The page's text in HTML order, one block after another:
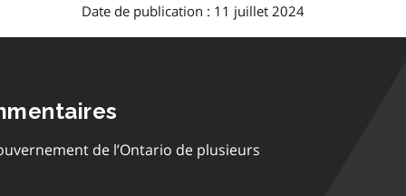
Date de publication : 11 juillet 2024
de l’Ontario de plusieurs